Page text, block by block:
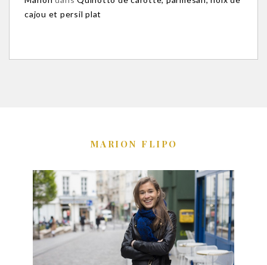
cajou et persil plat
MARION FLIPO